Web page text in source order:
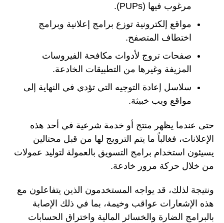
مرغوب فيها (PUPs).
مواقع إلكترونية توزع برامج إعلانية وبرامج
اختطاف المتصفح.
صفحات تروج لأدوات مكافحة الفيروسات
المزيفة وغيرها من التطبيقات الخادعة.
سلاسل إعادة التوجيه التي تؤدي في النهاية إلى
مواقع ويب خبيثة.
حتى عندما يظهر منتج أو خدمة شرعية في أحد هذه
الإعلانات، فغالباً ما يتم الترويج لها من قبل محتالين
يسيئون استخدام برامج التسويق بالعمولة لتوليد عمولات
من خلال حركة مرور خادعة.
ونتيجة لذلك، قد يواجه المستخدمون الذين يتفاعلون مع
هذه الإشعارات عواقب وخيمة، بما في ذلك الإصابة
بالبرامج الضارة والخسائر المالية واختراق الحسابات